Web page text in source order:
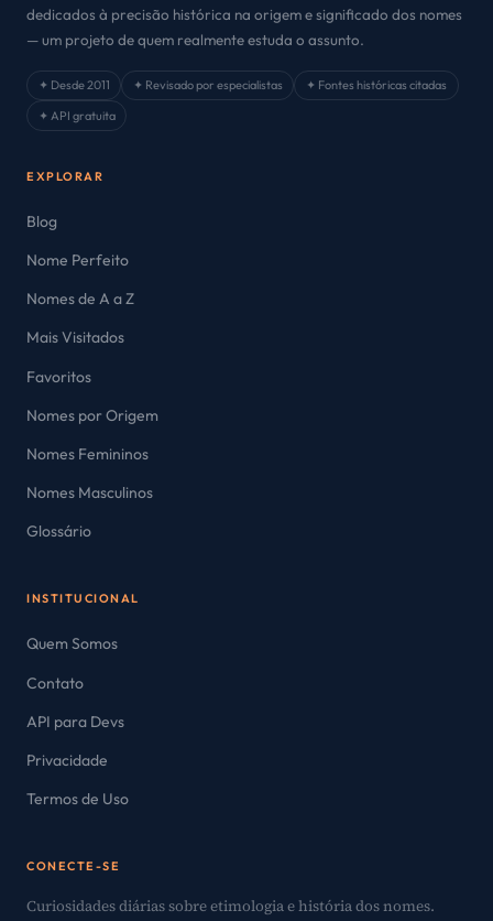
dedicados à precisão histórica na origem e significado dos nomes
— um projeto de quem realmente estuda o assunto.
✦ Desde 2011 ✦ Revisado por especialistas
✦ Fontes históricas citadas
✦ API gratuita
EXPLORAR
Blog
Nome Perfeito
Nomes de A a Z
Mais Visitados
Favoritos
Nomes por Origem
Nomes Femininos
Nomes Masculinos
Glossário
INSTITUCIONAL
Quem Somos
Contato
API para Devs
Privacidade
Termos de Uso
CONECTE-SE
Curiosidades diárias sobre etimologia e história dos nomes.